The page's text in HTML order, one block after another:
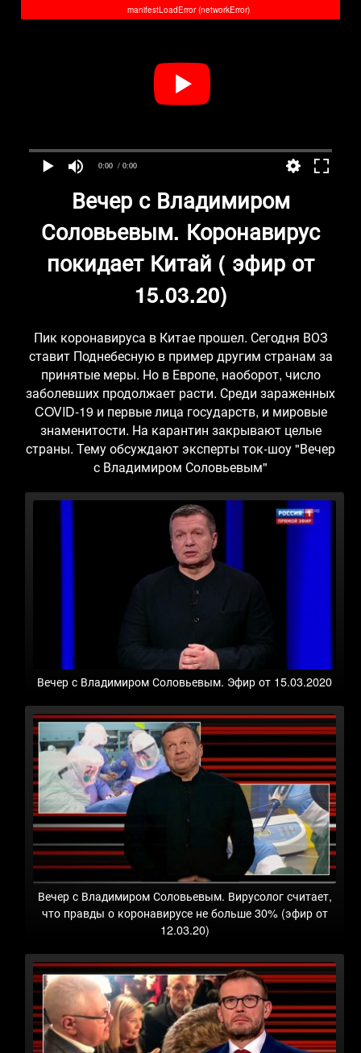
0:00 / 0:00
manifestLoadError (networkError)
Вечер с Владимиром
Соловьевым. Коронавирус
покидает Китай ( эфир от
15.03.20)
Пик коронавируса в Китае прошел. Сегодня ВОЗ
ставит Поднебесную в пример другим странам за
принятые меры. Но в Европе, наоборот, число
заболевших продолжает расти. Среди зараженных
COVID-19 и первые лица государств, и мировые
знаменитости. На карантин закрывают целые
страны. Тему обсуждают эксперты ток-шоу "Вечер
с Владимиром Соловьевым"
Вечер с Владимиром Соловьевым. Эфир от 15.03.2020
Вечер с Владимиром Соловьевым. Вирусолог считает,
что правды о коронавирусе не больше 30% (эфир от
12.03.20)